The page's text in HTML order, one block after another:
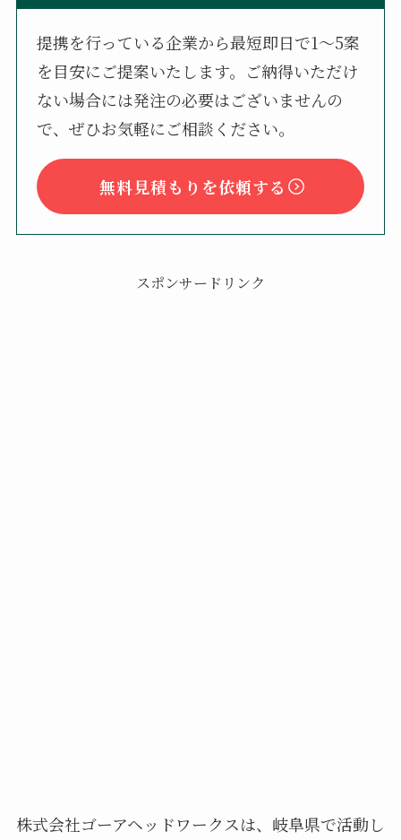
提携を行っている企業から最短即日で1〜5案
を目安にご提案いたします。ご納得いただけ
ない場合には発注の必要はございませんの
で、ぜひお気軽にご相談ください。
無料見積もりを依頼する
スポンサードリンク
株式会社ゴーアヘッドワークスは、岐阜県で活動し